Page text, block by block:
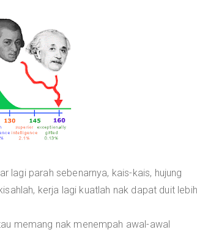
lagi parah sebenarnya, kais-kais, hujung
kerja lagi kuatlah nak dapat duit
memang nak menempah awal-awal